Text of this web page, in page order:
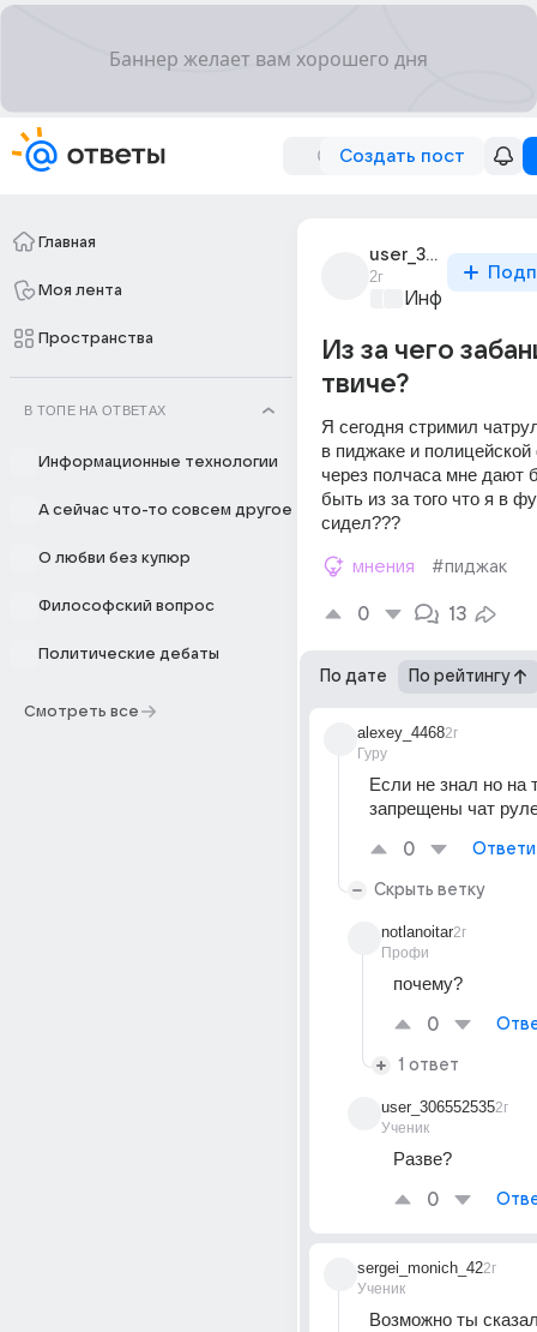
Создать пост
Главная
Моя лента
Пространства
В ТОПЕ НА ОТВЕТАХ
Информационные технологии
А сейчас что-то совсем другое
О любви без купюр
Философский вопрос
Политические дебаты
Смотреть все
user_306552535
2г
Из за чего
твиче?
Я сегодня стримил
в пиджаке и
через полчаса мне дают
быть из за того что я в
сидел???
мнения #пиджак
0 13
По дате По рейтингу
alexey_4468
Гуру
2г
Если не знал но на
запрещены чат
0
Скрыть ветку
notlanoitar
Профи
2г
почему?
0
1 ответ
user_306552535
Ученик
2г
Разве?
0
sergei_monich_42
Ученик
2г
Возможно ты